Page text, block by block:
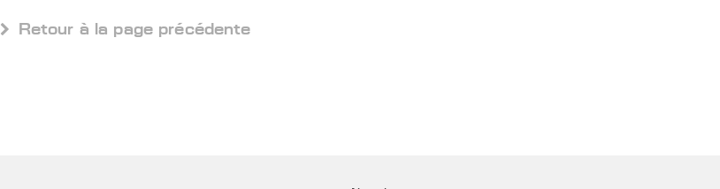
 Retour à la page précédente